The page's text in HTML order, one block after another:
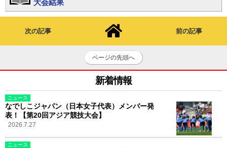
大会結果
次の記事 前の記事
ページの先頭へ
新着情報
ニュース
なでしこジャパン（日本女子代表）メンバー発
表！【第20回アジア競技大会】
2026.7.27
ニュース